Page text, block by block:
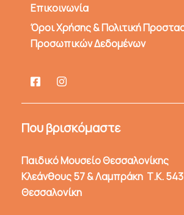
Επικοινωνία
Όροι Χρήσης & Πολιτική
Προσωπικών Δεδομένων
Που βρισκόμαστε
Παιδικό Μουσείο Θεσσαλονίκης
Κλεάνθους 57 & Λαμπράκη Τ.Κ.
Θεσσαλονίκη